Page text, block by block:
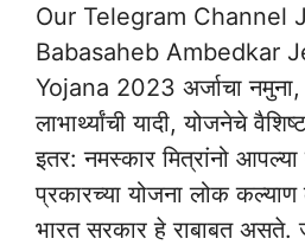
Our Telegram Channel
Babasaheb Ambedkar
Yojana 2023 अर्जाचा नमुना,
लाभार्थ्यांची यादी, योजनेचे
इतर: नमस्कार मित्रांनो
प्रकारच्या योजना लोक कल्याण
भारत सरकार हे राबाबत